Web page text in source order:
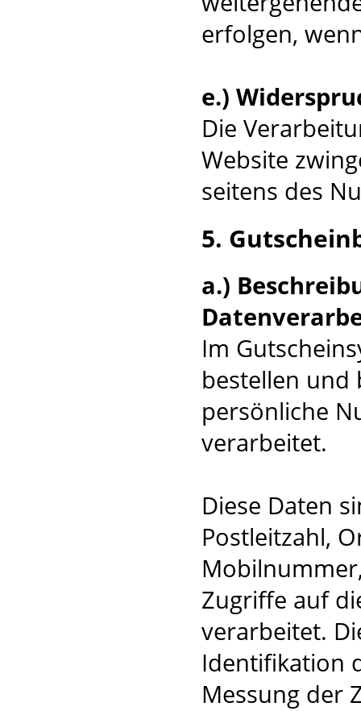
erfolgen,
e.)
Die
Website
seitens des
5.
a.)
Im
bestellen und
persönliche
verarbeitet.
Diese Daten
Postleitzahl,
Zugriffe auf
verarbeitet.
Identifikation
Messung der